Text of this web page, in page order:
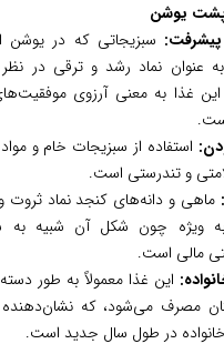
یوشن
سبزیجاتی که در یوشن
به عنوان نماد رشد و ترقی در
غذا به معنی آرزوی
استفاده از سبزیجات خام و
و تندرستی است.
ماهی و دانه‌های کنجد نماد ثروت
ویژه چون شکل آن شبیه به
مالی است.
این غذا معمولاً به طور
مصرف می‌شود، که نشان‌دهنده
در طول سال جدید است.